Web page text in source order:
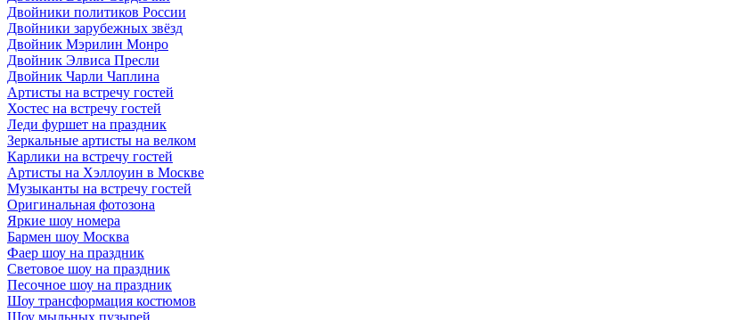
Двойники политиков России
Двойники зарубежных звёзд
Двойник Мэрилин Монро
Двойник Элвиса Пресли
Двойник Чарли Чаплина
Артисты на встречу гостей
Хостес на встречу гостей
Леди фуршет на праздник
Зеркальные артисты на велком
Карлики на встречу гостей
Артисты на Хэллоуин в Москве
Музыканты на встречу гостей
Оригинальная фотозона
Яркие шоу номера
Бармен шоу Москва
Фаер шоу на праздник
Световое шоу на праздник
Песочное шоу на праздник
Шоу трансформация костюмов
Шоу мыльных пузырей